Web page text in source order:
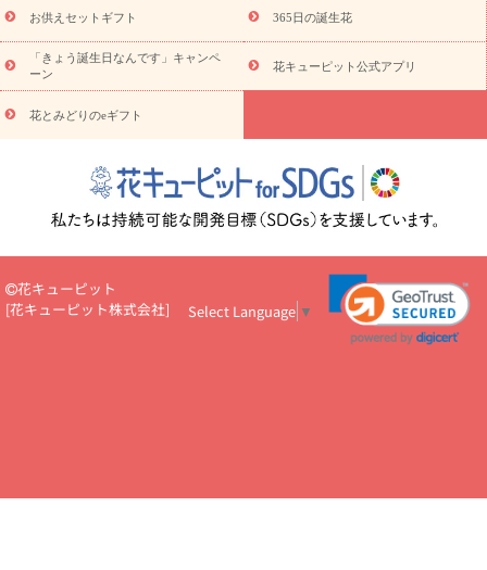
ド
お花の種類 トルコキキョウ
お祝い お祝い・3000円～ お祝い・4000円～
お祝い・
5000円～
お祝い・7000円～ お祝い・ 10000円～
お供え・お
悔やみ
円～
お供え・お悔やみ・
読み物
いのマナー
定年退職祝いのマナー
お祝いを贈るときのマナー・
花キューピットのお祝いコラム一覧
誕生日のお花を「色
彩心理学」で選ぶ方法
結婚祝いの予算相場
出産祝いお役立ち情
ール
新築引っ越し祝いコラム お祝い花のマナー総まとめ
職
場上司や先輩へ贈るお祝い花の正解は？
開店祝いの花 選び方ガイ
あり)
花キューピット×専門家
CO2排出量削減 / SDGsを考える
お供えセットギフト 365日の誕生花
「きょう誕生日なんです」キャンペ
ーン
花キューピット公式アプリ
花とみどりのeギフト
花キューピット
[花キューピット株式会社] Select Language ▼